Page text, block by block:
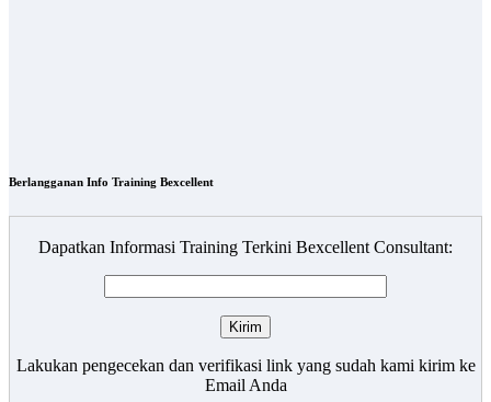
Berlangganan Info Training Bexcellent
Dapatkan Informasi Training Terkini Bexcellent Consultant:
Lakukan pengecekan dan verifikasi link yang sudah kami kirim ke
Email Anda